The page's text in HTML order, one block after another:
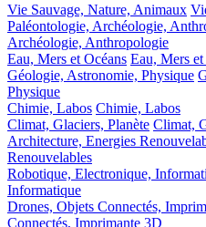
Vie Sauvage, Nature, Animaux
Paléontologie, Archéologie,
Archéologie, Anthropologie
Eau, Mers et Océans Eau, Mers et
Géologie, Astronomie, Physique
Physique
Chimie, Labos Chimie, Labos
Climat, Glaciers, Planète Climat,
Architecture, Energies
Renouvelables
Robotique, Electronique,
Informatique
Drones, Objets Connectés,
Connectés, Imprimante 3D